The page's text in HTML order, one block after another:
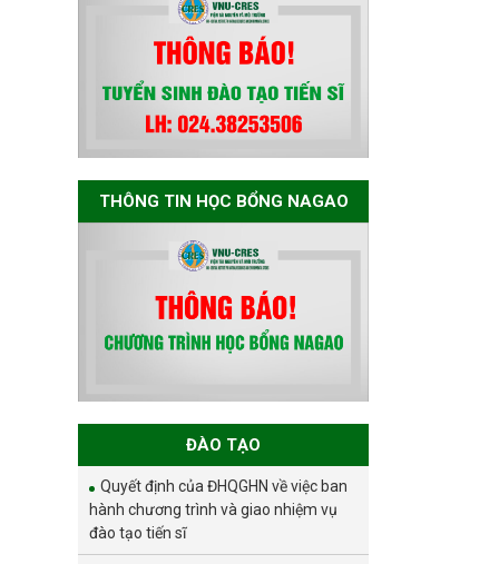
họp Tiểu ban
chuyên môn đánh
giá hồ sơ chuyên
môn cho các thí
sinh dự tuyển
nghiên cứu sinh
đợt 1 năm 2026
Thông báo danh
sách thí sinh đủ
điều kiện dự tuyển
Chương trình đào
tạo tiến sĩ chuyên
ngành Môi trường
vững đợt 1 năm
2026
THÔNG TIN HỌC BỔNG NAGAO
ĐÀO TẠO
Quyết định của ĐHQGHN về việc ban
hành chương trình và giao nhiệm vụ
đào tạo tiến sĩ